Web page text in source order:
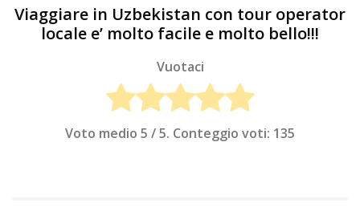
Viaggiare in Uzbekistan con tour operator
locale e’ molto facile e molto bello!!!
Vuotaci
Voto medio 5 / 5. Conteggio voti: 135